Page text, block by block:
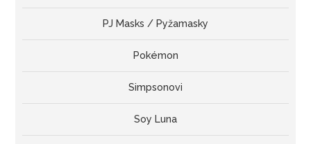
PJ Masks / Pyžamasky
Pokémon
Simpsonovi
Soy Luna